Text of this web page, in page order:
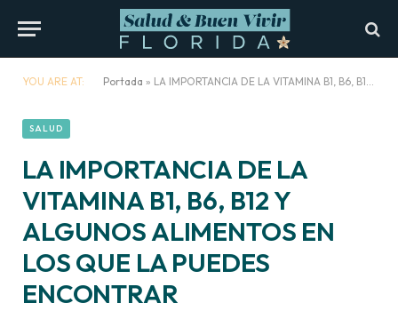
YOU ARE AT: Portada » LA IMPORTANCIA DE LA VITAMINA B1, B6, B12 Y ALGUNOS ALIMENTOS EN LOS QUE LA PUEDES ENCONTRAR
SALUD
LA IMPORTANCIA DE LA
VITAMINA B1, B6, B12 Y
ALGUNOS ALIMENTOS EN
LOS QUE LA PUEDES
ENCONTRAR